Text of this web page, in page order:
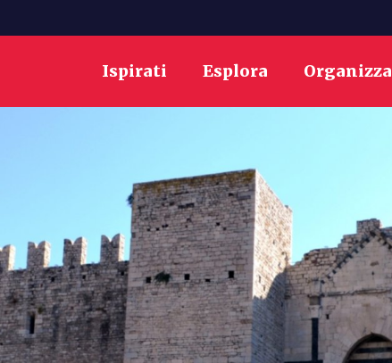
Ispirati Esplora Organizza